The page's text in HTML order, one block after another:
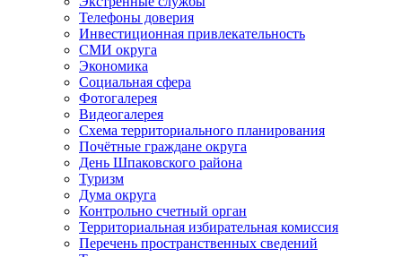
Телефоны доверия
Инвестиционная привлекательность
СМИ округа
Экономика
Социальная сфера
Фотогалерея
Видеогалерея
Схема территориального планирования
Почётные граждане округа
День Шпаковского района
Туризм
Дума округа
Контрольно счетный орган
Территориальная избирательная комиссия
Перечень пространственных сведений